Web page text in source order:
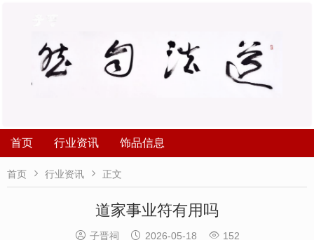
首页 行业资讯 饰品信息
首页  行业资讯  正文
道家事业符有用吗
 子晋祠  2026-05-18  152